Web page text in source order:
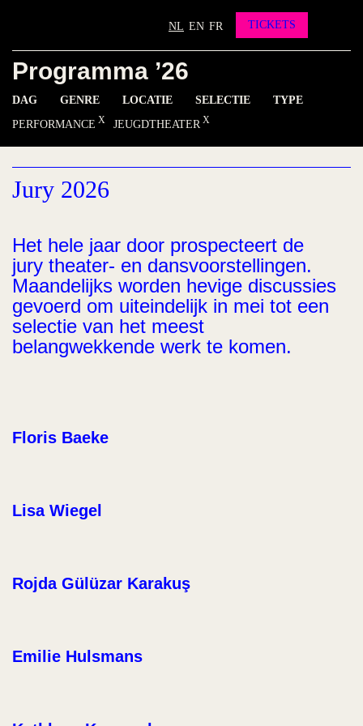
Contact
NL EN FR TICKETS
Programma ’26
DAG GENRE LOCATIE SELECTIE
TYPE
PERFORMANCE
JEUGDTHEATER
Jury 2026
Het hele jaar door prospecteert de
jury theater- en dansvoorstellingen.
Maandelijks worden hevige discussies
gevoerd om uiteindelijk in mei tot een
selectie van het meest
belangwekkende werk te komen.
Floris Baeke
Lisa Wiegel
Rojda Gülüzar Karakuş
Emilie Hulsmans